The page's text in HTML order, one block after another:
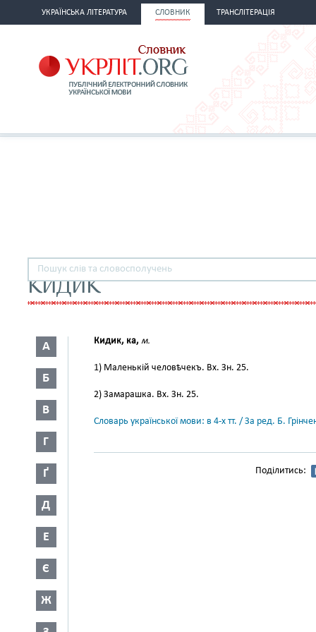
УКРАЇНСЬКА ЛІТЕРАТУРА СЛОВНИК ТРАНСЛІТЕРАЦІЯ
КИДИК
А
Б
В
Г
Ґ
Д
Е
Є
Ж
Кидик, ка, м.
1) Маленькій человѣчекъ. Вх. Зн. 25.
2) Замарашка. Вх. Зн. 25.
Словарь української мови: в 4-х тт. / За ред. Б.
Поділитись: